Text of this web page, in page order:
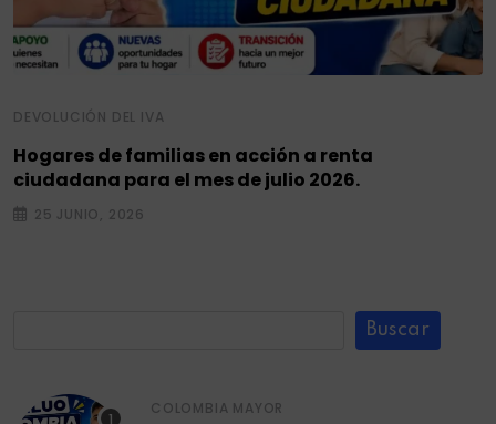
DEVOLUCIÓN DEL IVA
Hogares de familias en acción a renta
ciudadana para el mes de julio 2026.
25 JUNIO, 2026
Buscar
COLOMBIA MAYOR